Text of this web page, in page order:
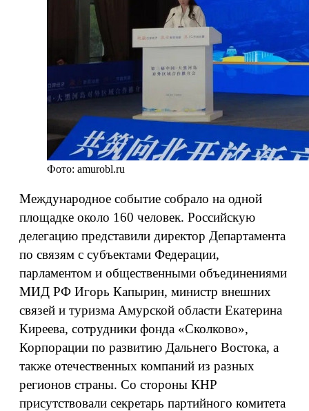
Фото: amurobl.ru
Международное событие собрало на одной
площадке около 160 человек. Российскую
делегацию представили директор Департамента
по связям с субъектами Федерации,
парламентом и общественными объединениями
МИД РФ Игорь Капырин, министр внешних
связей и туризма Амурской области Екатерина
Киреева, сотрудники фонда «Сколково»,
Корпорации по развитию Дальнего Востока, а
также отечественных компаний из разных
регионов страны. Со стороны КНР
присутствовали секретарь партийного комитета